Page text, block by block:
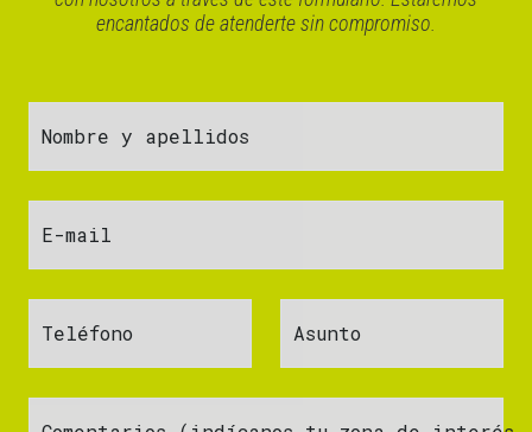
encantados de atenderte sin compromiso.
Nombre y apellidos
E-mail
Teléfono Asunto